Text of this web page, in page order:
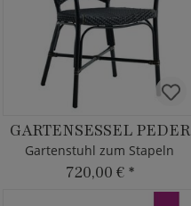
GARTENSESSEL PEDER
Gartenstuhl zum Stapeln
720,00 € *